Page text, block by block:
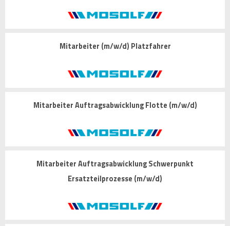
Mitarbeiter (m/w/d) Platzfahrer
Mitarbeiter Auftragsabwicklung Flotte (m/w/d)
Mitarbeiter Auftragsabwicklung Schwerpunkt
Ersatzteilprozesse (m/w/d)